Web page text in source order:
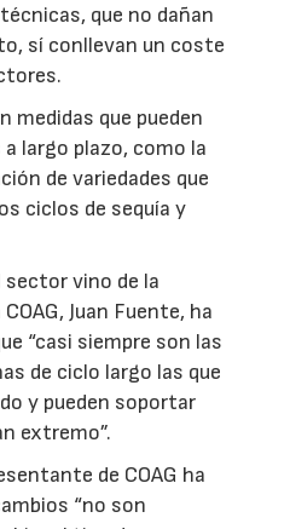
que no dañan
sí conllevan un coste
medidas que pueden
largo plazo, como la
de variedades que
ciclos de sequía y
sector vino de la
Juan Fuente, ha
“casi siempre son las
de ciclo largo las que
y pueden soportar
extremo”.
de COAG ha
“no son